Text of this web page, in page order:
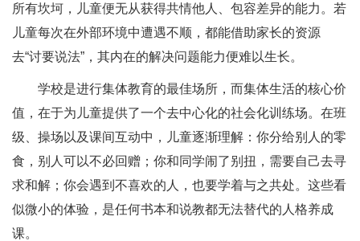
所有坎坷，儿童便无从获得共情他人、包容差异的能力。若
儿童每次在外部环境中遭遇不顺，都能借助家长的资源
去“讨要说法”，其内在的解决问题能力便难以生长。
学校是进行集体教育的最佳场所，而集体生活的核心价
值，在于为儿童提供了一个去中心化的社会化训练场。在班
级、操场以及课间互动中，儿童逐渐理解：你分给别人的零
食，别人可以不必回赠；你和同学闹了别扭，需要自己去寻
求和解；你会遇到不喜欢的人，也要学着与之共处。这些看
似微小的体验，是任何书本和说教都无法替代的人格养成
课。